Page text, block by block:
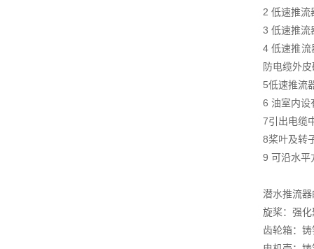
2 低速推流
3 低速推流
4 低速推流
防电缆外
5低速推流
6 油室内设
7引出电缆
8桨叶及转
9 可沿水平
潜水推流
旋桨：强
齿轮箱：